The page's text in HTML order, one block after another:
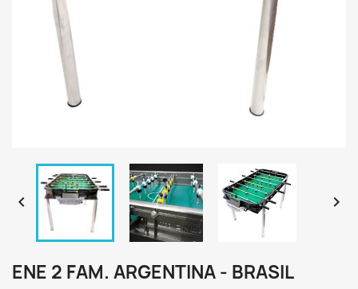
 
ENE 2 FAM. ARGENTINA - BRASIL